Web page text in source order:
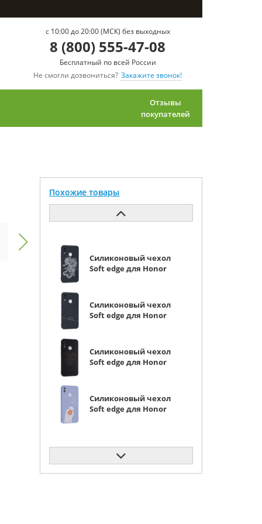
c 10:00 до 20:00 (МСК) без выходных
8 (800) 555-47-08
Бесплатный по всей России
Не смогли дозвониться? Закажите звонок!
Отзывы
покупателей
Похожие товары
Силиконовый чехол
Soft edge для Honor
Силиконовый чехол
Soft edge для Honor
Силиконовый чехол
Soft edge для Honor
Силиконовый чехол
Soft edge для Honor
Силиконовый чехол
Soft edge для Honor
10 Lite фазы луны